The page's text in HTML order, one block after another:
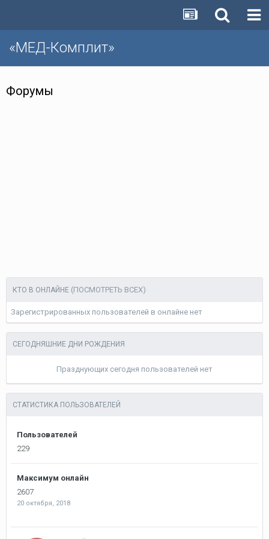
«МЕД-Комплит»
Форумы
КТО В ОНЛАЙНЕ (ПОСМОТРЕТЬ ВСЕХ)
Зарегистрированных пользователей в онлайне нет
СЕГОДНЯШНИЕ ДНИ РОЖДЕНИЯ
Празднующих сегодня пользователей нет
СТАТИСТИКА ПОЛЬЗОВАТЕЛЕЙ
Пользователей
229
Максимум онлайн
2607
20 октября, 2018